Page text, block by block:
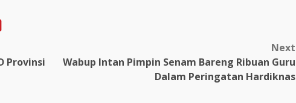
Provinsi
Next
Wabup Intan Pimpin Senam Bareng Ribuan Guru
Dalam Peringatan Hardiknas